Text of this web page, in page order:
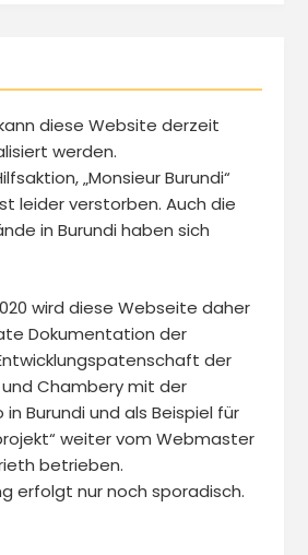
diese Website derzeit
werden.
„Monsieur Burundi“
leider verstorben. Auch die
in Burundi haben sich
wird diese Webseite daher
Dokumentation der
der
Chambery mit der
Burundi und als Beispiel für
weiter vom Webmaster
betrieben.
erfolgt nur noch sporadisch.